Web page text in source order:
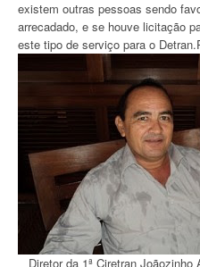
existem outras pessoas sendo
arrecadado, e se houve licitação
este tipo de serviço para o
Diretor da 1ª Ciretran Joãozinho